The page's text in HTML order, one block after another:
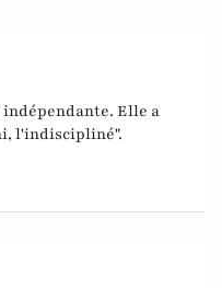
Elle a
l'indiscipliné".